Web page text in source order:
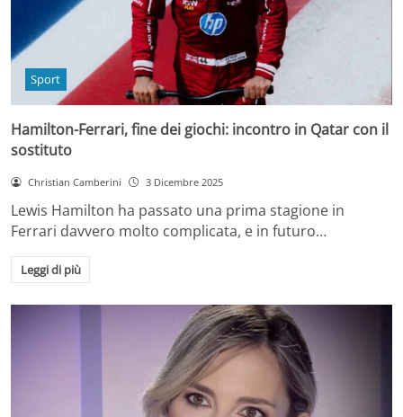
Sport
Hamilton-Ferrari, fine dei giochi: incontro in Qatar con il
sostituto
Christian Camberini 3 Dicembre 2025
Lewis Hamilton ha passato una prima stagione in
Ferrari davvero molto complicata, e in futuro…
Leggi di più